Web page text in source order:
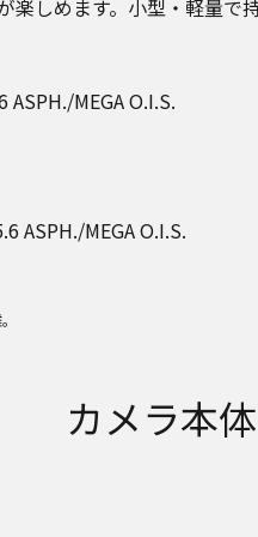
しめます。小型・軽量で
MEGA O.I.S.
ASPH./MEGA O.I.S.
カメラ本